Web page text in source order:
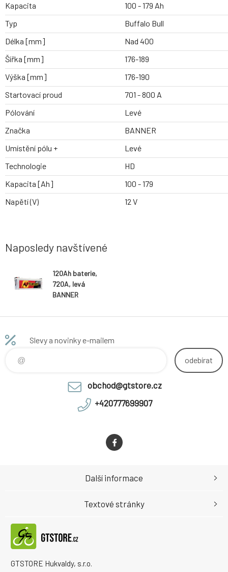
Kapacita
100 - 179 Ah
Typ
Buffalo Bull
Délka [mm]
Nad 400
Šířka [mm]
176-189
Výška [mm]
176-190
Startovací proud
701 - 800 A
Pólování
Levé
Značka
BANNER
Umístění pólu +
Levé
Technologie
HD
Kapacita [Ah]
100 - 179
Napětí (V)
12 V
Naposledy navštívené
120Ah baterie,
720A, levá
BANNER
514x189x195(2
Slevy a novinky e-mailem
odebírat
obchod@gtstore.cz
+420777699907
GTSTORE Hukvaldy, s.r.o.
Další informace
Textové stránky